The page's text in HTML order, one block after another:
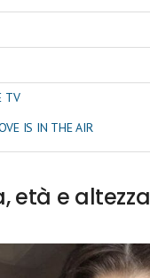
TV
IS IN THE AIR
età e altezza